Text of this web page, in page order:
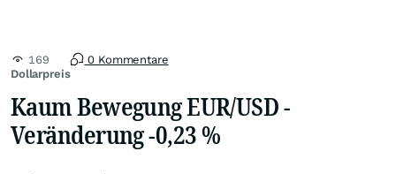
Dollarpreis
169 0 Kommentare
Kaum Bewegung EUR/USD -
Veränderung -0,23 %